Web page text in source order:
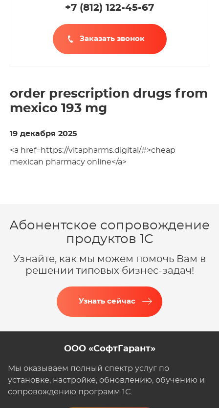
+7 (812) 122-45-67
Заказать звонок
order prescription drugs from
mexico 193 mg
19 декабря 2025
<a href=https://vitapharms.digital/#>cheap
mexican pharmacy online</a>
Абонентское сопровождение
продуктов 1C
Узнайте, как мы можем помочь Вам в
решении типовых бизнес-задач!
Узнать сейчас
ООО «СофтГарант»
Мы оказываем полный спектр услуг по
установке, настройке, обновлению, обучению и
сопровождению программ 1С.